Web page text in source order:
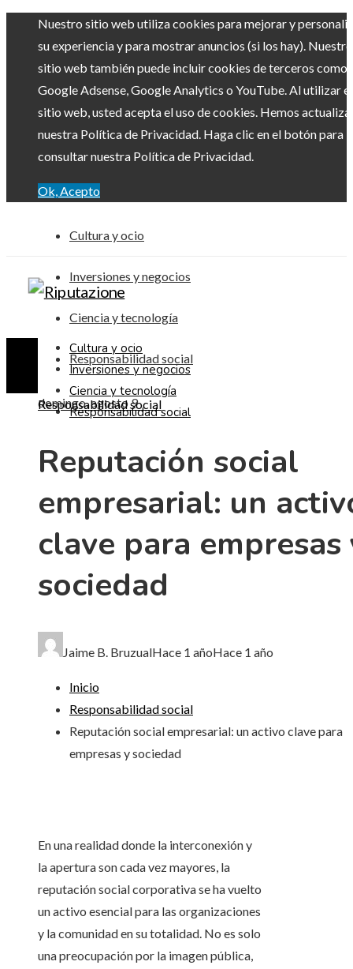
Nuestro sitio web utiliza cookies para mejorar y
su experiencia y para mostrar anuncios (si los hay). Nuestro
sitio web también puede incluir cookies de terceros como
Google Adsense, Google Analytics o YouTube. Al utilizar el
sitio web, usted acepta el uso de cookies. Hemos
nuestra Política de Privacidad. Haga clic en el botón para
consultar nuestra Política de Privacidad.
Ok, Acepto
Cultura y ocio
Inversiones y negocios
Ciencia y tecnología
Responsabilidad social
domingo, agosto 9
Cultura y ocio
Inversiones y negocios
Ciencia y tecnología
Responsabilidad social
Responsabilidad social
Reputación social
empresarial: un
clave para empresas
sociedad
Jaime B. BruzualHace 1 añoHace 1 año
Inicio
Responsabilidad social
Reputación social empresarial: un activo clave para
empresas y sociedad
En una realidad donde la interconexión y
la apertura son cada vez mayores, la
reputación social corporativa se ha vuelto
un activo esencial para las organizaciones
y la comunidad en su totalidad. No es solo
una preocupación por la imagen pública,